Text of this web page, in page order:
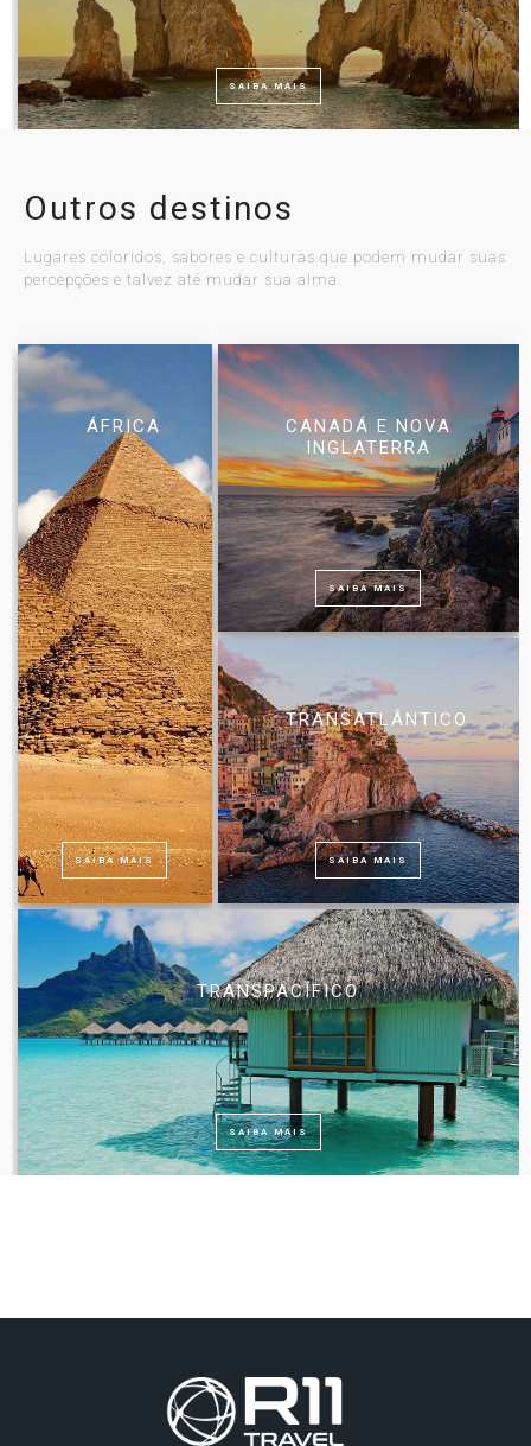
SAIBA MAIS
Outros destinos
Lugares coloridos, sabores e culturas que podem mudar suas
percepções e talvez até mudar sua alma.
ÁFRICA
SAIBA MAIS
CANADÁ E NOVA
INGLATERRA
SAIBA MAIS
TRANSATLÂNTICO
SAIBA MAIS
TRANSPACÍFICO
SAIBA MAIS